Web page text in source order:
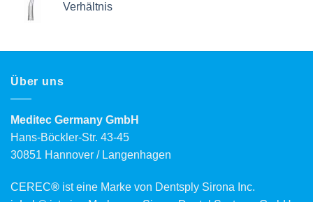
Verhältnis
Über uns
Meditec Germany GmbH
Hans-Böckler-Str. 43-45
30851 Hannover / Langenhagen
CEREC® ist eine Marke von Dentsply Sirona Inc.